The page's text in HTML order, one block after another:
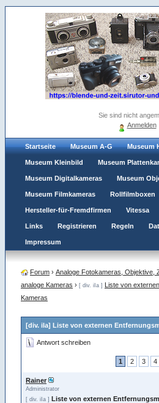
Sie sind nicht
Anmelden
Startseite Museum A-G Museum
Museum Kleinbild Museum
Museum Digitalkameras Museum
Museum Filmkameras Rollfilmboxen
Hersteller-für-Fremdfirmen Vitessa
Links Registrieren Regeln
Impressum
Forum › Analoge Fotokameras, Objektive,
analoge Kameras › [ div. iIa ] Liste von
Kameras
[div. iIa] Liste von externen
Antwort schreiben
1 2 3 4
Rainer
Administrator
[ div. iIa ] Liste von externen